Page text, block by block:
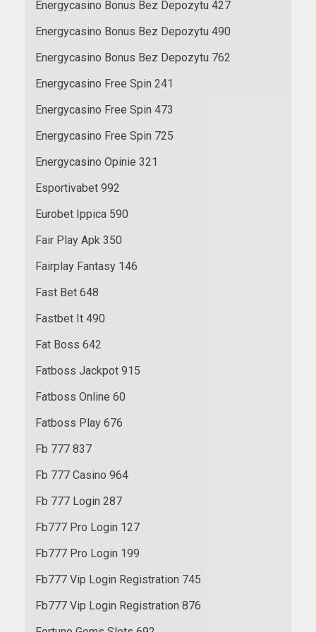
Energycasino Bonus Bez Depozytu 427
Energycasino Bonus Bez Depozytu 490
Energycasino Bonus Bez Depozytu 762
Energycasino Free Spin 241
Energycasino Free Spin 473
Energycasino Free Spin 725
Energycasino Opinie 321
Esportivabet 992
Eurobet Ippica 590
Fair Play Apk 350
Fairplay Fantasy 146
Fast Bet 648
Fastbet It 490
Fat Boss 642
Fatboss Jackpot 915
Fatboss Online 60
Fatboss Play 676
Fb 777 837
Fb 777 Casino 964
Fb 777 Login 287
Fb777 Pro Login 127
Fb777 Pro Login 199
Fb777 Vip Login Registration 745
Fb777 Vip Login Registration 876